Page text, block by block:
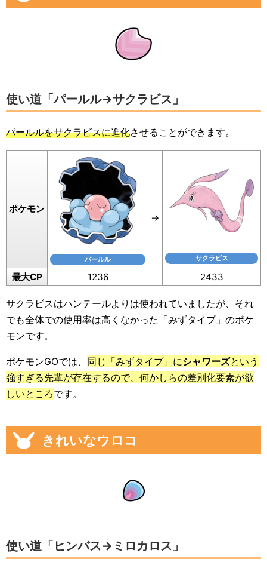
使い道「パールル→サクラビス」
パールルをサクラビスに進化させることができます。
ポケモン
パールル
→
サクラビス
最大CP 1236 2433
サクラビスはハンテールよりは使われていましたが、それ
でも全体での使用率は高くなかった「みずタイプ」のポケ
モンです。
ポケモンGOでは、 同じ「みずタイプ」にシャワーズという
強すぎる先輩が存在するので、何かしらの差別化要素が欲
しいところです。
きれいなウロコ
使い道「ヒンバス→ミロカロス」